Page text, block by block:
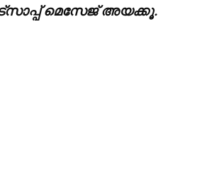
മെസേജ് അയക്കൂ.